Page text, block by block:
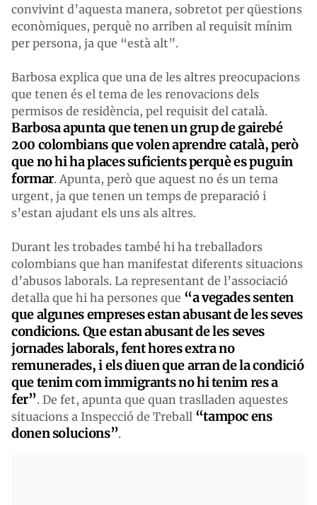
convivint d’aquesta manera, sobretot per qüestions
econòmiques, perquè no arriben al requisit mínim
per persona, ja que “està alt”.
Barbosa explica que una de les altres preocupacions
que tenen és el tema de les renovacions dels
permisos de residència, pel requisit del català.
Barbosa apunta que tenen un grup de gairebé
200 colombians que volen aprendre català, però
que no hi ha places suficients perquè es puguin
formar. Apunta, però que aquest no és un tema
urgent, ja que tenen un temps de preparació i
s’estan ajudant els uns als altres.
Durant les trobades també hi ha treballadors
colombians que han manifestat diferents situacions
d’abusos laborals. La representant de l’associació
detalla que hi ha persones que “a vegades senten
que algunes empreses estan abusant de les seves
condicions. Que estan abusant de les seves
jornades laborals, fent hores extra no
remunerades, i els diuen que arran de la condició
que tenim com immigrants no hi tenim res a
fer”. De fet, apunta que quan traslladen aquestes
situacions a Inspecció de Treball “tampoc ens
donen solucions”.